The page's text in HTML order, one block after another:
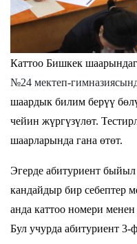
Каттоо Бишкек
№24 мектеп-
шаардык билим берүү
чейин жүргүзүлөт. Т
шаарларында гана өтөт.
Эгерде абитуриент
кандайдыр бир себептер
анда каттоо номери
Бул учурда абитуриент